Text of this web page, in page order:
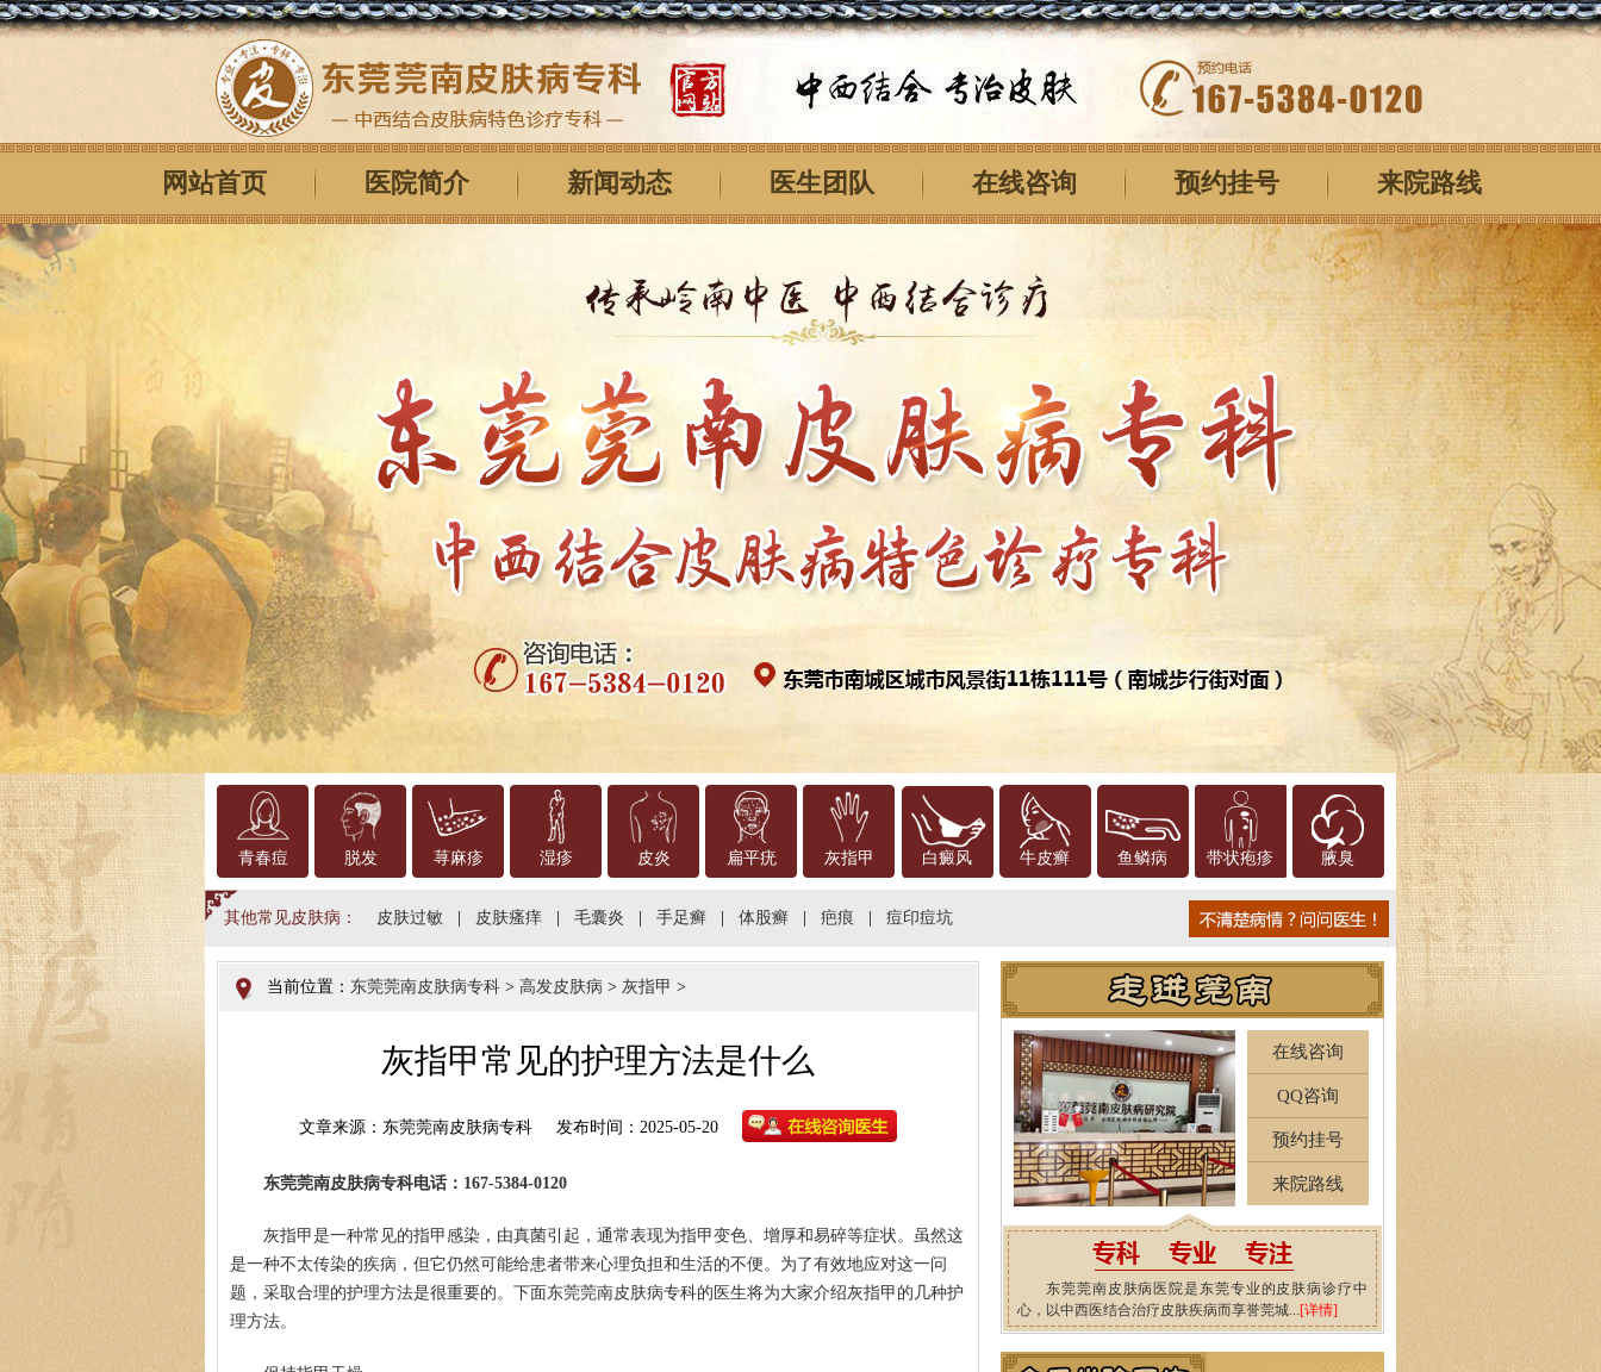
网站首页 医院简介 新闻动态 医生团队 在线咨询 预约挂号 来院路线
青春痘 脱发 荨麻疹 湿疹 皮炎 扁平疣 灰指甲 白癜风 牛皮癣 鱼鳞病 带状疱疹 腋臭
其他常见皮肤病： 皮肤过敏 皮肤瘙痒 毛囊炎 手足癣 体股癣 疤痕 痘印痘坑
当前位置： 东莞莞南皮肤病专科 > 高发皮肤病 > 灰指甲 >
灰指甲常见的护理方法是什么
文章来源：东莞莞南皮肤病专科 发布时间：2025-05-20
东莞莞南皮肤病专科电话：167-5384-0120
灰指甲是一种常见的指甲感染，由真菌引起，通常表现为指甲变色、增厚和易碎等症状。虽然这
是一种不太传染的疾病，但它仍然可能给患者带来心理负担和生活的不便。为了有效地应对这一问
题，采取合理的护理方法是很重要的。下面东莞莞南皮肤病专科的医生将为大家介绍灰指甲的几种护
理方法。
在线咨询
QQ咨询
预约挂号
来院路线
东莞莞南皮肤病医院是东莞专业的皮肤病诊疗中
心，以中西医结合治疗皮肤疾病而享誉莞城...[详情]